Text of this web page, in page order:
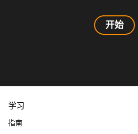
开始
学习
指南